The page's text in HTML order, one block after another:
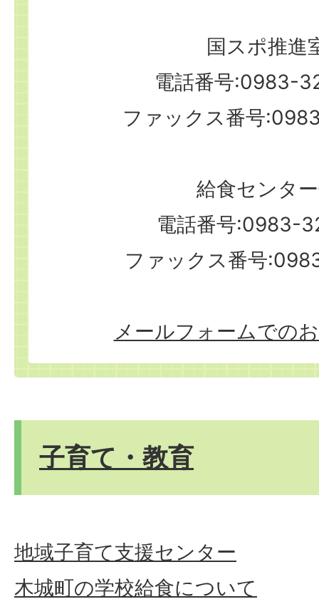
国スポ推進
電話番号:0983-
ファックス番号
給食センタ
電話番号:0983-
ファックス番号
メールフォームでの
子育て・教育
地域子育て支援センター
木城町の学校給食について